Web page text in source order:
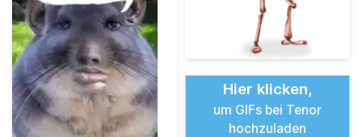
Hier klicken,
um GIFs bei Tenor
hochzuladen